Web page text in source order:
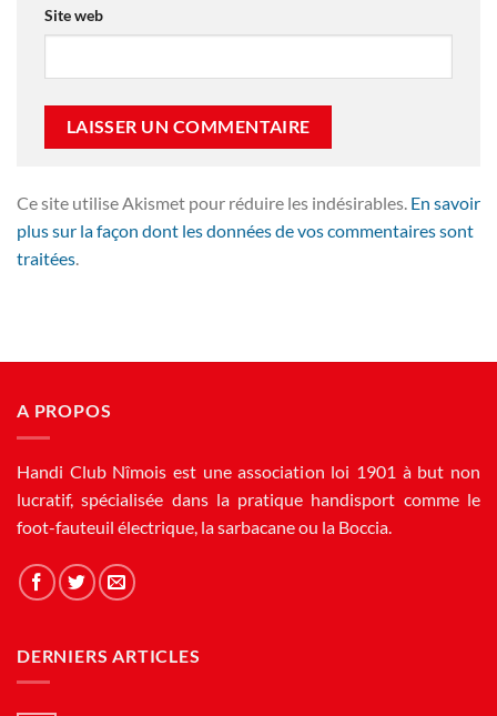
Site web
Ce site utilise Akismet pour réduire les indésirables. En savoir
plus sur la façon dont les données de vos commentaires sont
traitées.
A PROPOS
Handi Club Nîmois est une association loi 1901 à but non
lucratif, spécialisée dans la pratique handisport comme le
foot-fauteuil électrique, la sarbacane ou la Boccia.
DERNIERS ARTICLES